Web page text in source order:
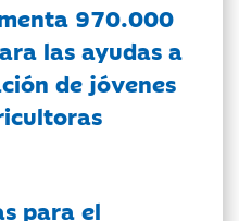
970.000
las ayudas a
de jóvenes
para el